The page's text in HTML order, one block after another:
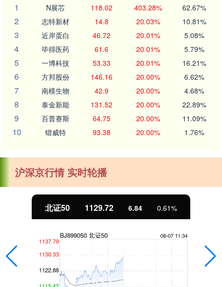
1
N展芯 118.02 403.28% 62.67%
2 志特新材 14.8 20.03% 10.81%
3 近岸蛋白 46.72 20.01% 5.08%
4 毕得医药 61.6 20.01% 5.79%
5 一博科技 53.33 20.01% 16.21%
6 方邦股份 146.16 20.00% 6.62%
7 南模生物 42.9 20.00% 4.68%
8 泰金新能 131.52 20.00% 22.89%
9 百普赛斯 64.75 20.00% 11.09%
10 锴威特 93.38 20.00% 1.76%
沪深京行情 实时轮播
北证50 1129.72 6.84 0.61%